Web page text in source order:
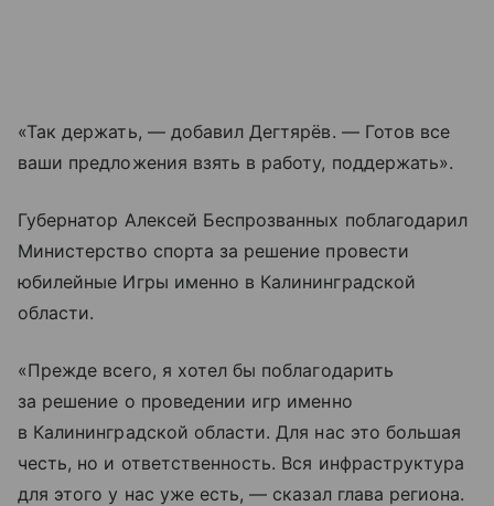
«Так держать, — добавил Дегтярёв. — Готов все
ваши предложения взять в работу, поддержать».
Губернатор Алексей Беспрозванных поблагодарил
Министерство спорта за решение провести
юбилейные Игры именно в Калининградской
области.
«Прежде всего, я хотел бы поблагодарить
за решение о проведении игр именно
в Калининградской области. Для нас это большая
честь, но и ответственность. Вся инфраструктура
для этого у нас уже есть, — сказал глава региона.